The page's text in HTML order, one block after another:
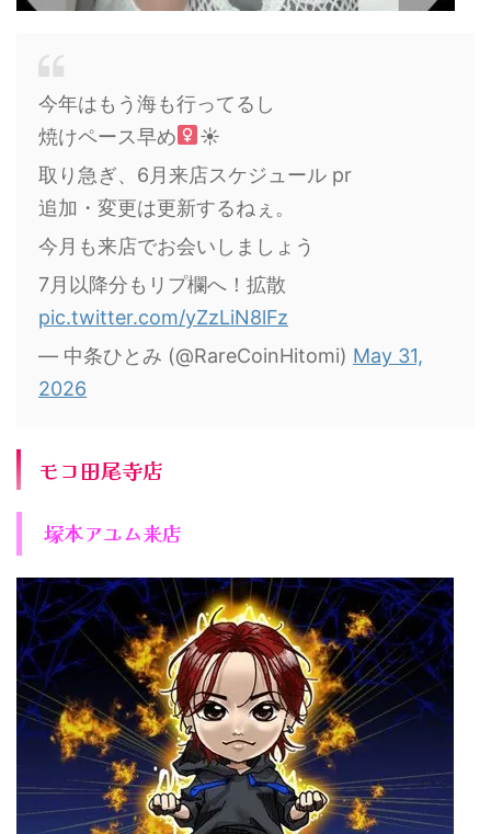
今年はもう海も行ってるし
焼けペース早め‍
☀︎
取り急ぎ、6月来店スケジュール pr
追加・変更は更新するねぇ。
今月も来店でお会いしましょう
7月以降分もリプ欄へ！拡散
pic.twitter.com/yZzLiN8lFz
— 中条ひとみ (@RareCoinHitomi) May 31,
2026
モコ田尾寺店
塚本アユム来店